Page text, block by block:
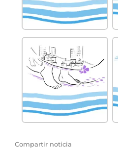
Compartir noticia